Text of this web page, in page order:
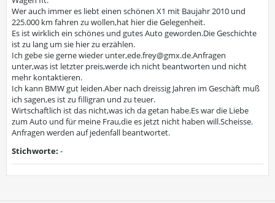
Wer auch immer es liebt einen schönen X1 mit Baujahr 2010 und
225.000 km fahren zu wollen,hat hier die Gelegenheit.
Es ist wirklich ein schönes und gutes Auto geworden.Die Geschichte
ist zu lang um sie hier zu erzählen.
Ich gebe sie gerne wieder unter,ede.frey@gmx.de.Anfragen
unter,was ist letzter preis,werde ich nicht beantworten und nicht
mehr kontaktieren.
Ich kann BMW gut leiden.Aber nach dreissig Jahren im Geschäft muß
ich sagen,es ist zu filligran und zu teuer.
Wirtschaftlich ist das nicht,was ich da getan habe.Es war die Liebe
zum Auto und für meine Frau,die es jetzt nicht haben will.Scheisse.
Anfragen werden auf jedenfall beantwortet.
Stichworte: -